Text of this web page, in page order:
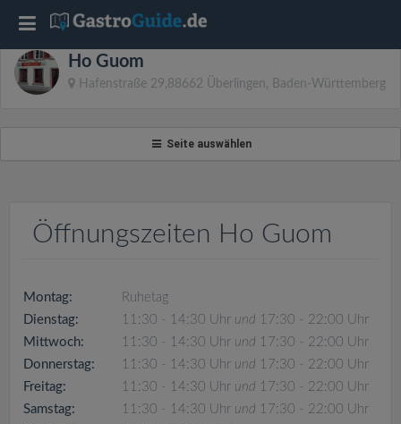
Ho Guom
Hafenstraße 29,88662 Überlingen, Baden-Württemberg
Seite auswählen
Öffnungszeiten Ho Guom
Montag:
Ruhetag
Dienstag:
11:30 - 14:30 Uhr und 17:30 - 22:00 Uhr
Mittwoch:
11:30 - 14:30 Uhr und 17:30 - 22:00 Uhr
Donnerstag:
11:30 - 14:30 Uhr und 17:30 - 22:00 Uhr
Freitag:
11:30 - 14:30 Uhr und 17:30 - 22:00 Uhr
Samstag:
11:30 - 14:30 Uhr und 17:30 - 22:00 Uhr
T
o